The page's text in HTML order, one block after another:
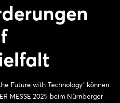
Future with Technology“ können
MESSE 2025 beim Nürnberger